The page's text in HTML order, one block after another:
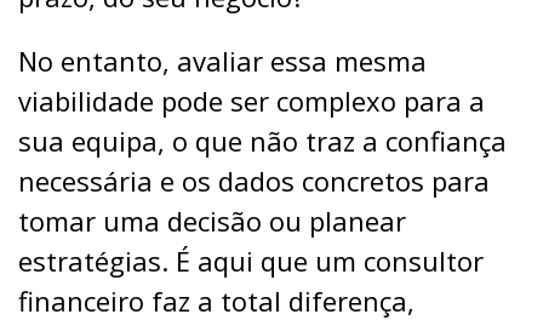
No entanto, avaliar essa mesma
viabilidade pode ser complexo para a
sua equipa, o que não traz a confiança
necessária e os dados concretos para
tomar uma decisão ou planear
estratégias. É aqui que um consultor
financeiro faz a total diferença,